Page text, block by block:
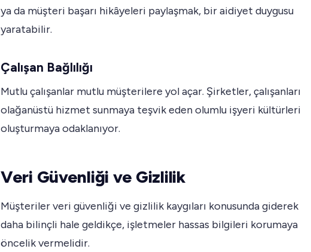
ya da müşteri başarı hikâyeleri paylaşmak, bir aidiyet duygusu
yaratabilir.
Çalışan Bağlılığı
Mutlu çalışanlar mutlu müşterilere yol açar. Şirketler, çalışanları
olağanüstü hizmet sunmaya teşvik eden olumlu işyeri kültürleri
oluşturmaya odaklanıyor.
Veri Güvenliği ve Gizlilik
Müşteriler veri güvenliği ve gizlilik kaygıları konusunda giderek
daha bilinçli hale geldikçe, işletmeler hassas bilgileri korumaya
öncelik vermelidir.